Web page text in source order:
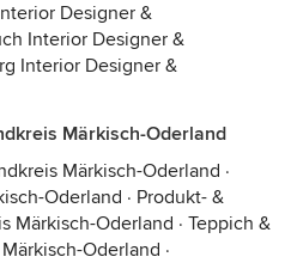
Designer &
Interior Designer &
Interior Designer &
Märkisch-Oderland
Märkisch-Oderland ·
Oderland · Produkt- &
Märkisch-Oderland · Teppich &
Oderland ·